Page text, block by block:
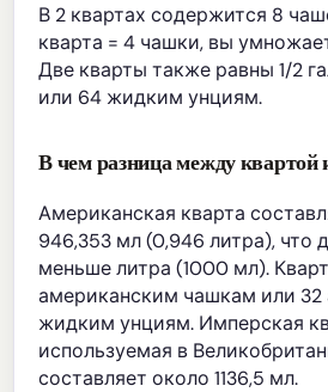
В 2 квартах содержится 8
кварта = 4 чашки, вы
Две кварты также равны 1/2
или 64 жидким унциям.
В чем разница между квартой
Американская кварта
946,353 мл (0,946 литра), что
меньше литра (1000 мл).
американским чашкам или
жидким унциям. Имперская
используемая в
составляет около 1136,5 мл.